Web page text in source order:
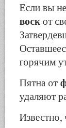
Если вы
воскот
горячим
Пятна от
удаляют
Известно,